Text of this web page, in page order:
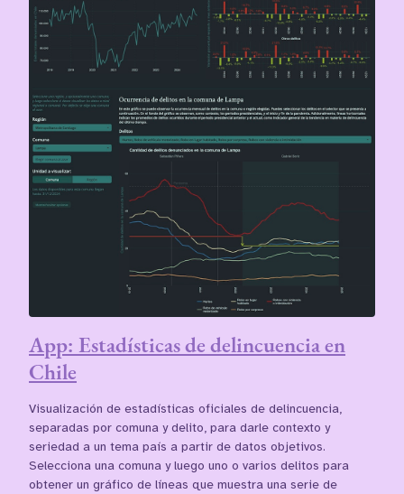
App: Estadísticas de delincuencia en
Chile
Visualización de estadísticas oficiales de delincuencia,
separadas por comuna y delito, para darle contexto y
seriedad a un tema país a partir de datos objetivos.
Selecciona una comuna y luego uno o varios delitos para
obtener un gráfico de líneas que muestra una serie de